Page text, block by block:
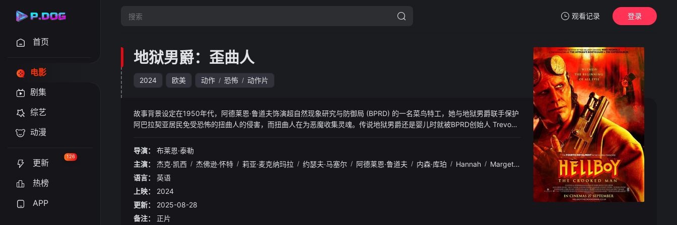
观看记录
暂无观看影片的记录
登录
首页
电影
剧集
综艺
动漫
更新
126
热榜
APP
地狱男爵：歪曲人
2024 欧美 动作 / 恐怖 / 动作片
故事背景设定在1950年代，阿德莱恩·鲁道夫饰演超自然现象研究与防御局 (BPRD) 的一名菜鸟特工，她与地狱男爵联手保护
阿巴拉契亚居民免受恐怖的扭曲人的侵害，而扭曲人在为恶魔收集灵魂。传说地狱男爵还是婴儿时就被BPRD创始人 Trevo
导演：
布莱恩·泰勒
主演：
杰克·凯西 / 杰佛逊·怀特 / 莉亚·麦克纳玛拉 / 约瑟夫·马塞尔 / 阿德莱恩·鲁道夫 / 内森·库珀 / Hannah / Margetson
马丁·巴辛达莱
语言：
英语
上映：
2024
更新：
2025-08-28
备注：
正片